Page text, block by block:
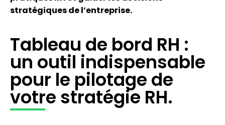
stratégiques de l’entreprise.
Tableau de bord RH :
un outil indispensable
pour le pilotage de
votre stratégie RH.